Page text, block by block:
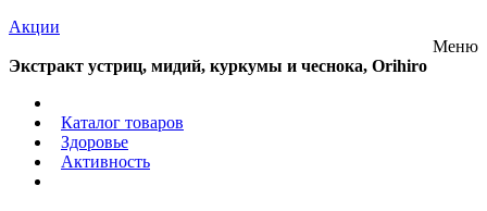
Акции
Меню
Экстракт устриц, мидий, куркумы и чеснока, Orihiro
Каталог товаров
Здоровье
Активность